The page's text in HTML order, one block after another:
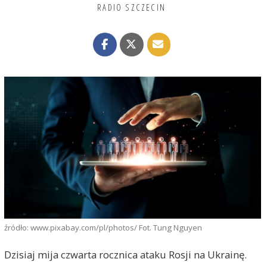
RADIO SZCZECIN
źródło: www.pixabay.com/pl/photos/ Fot. Tung Nguyen
Dzisiaj mija czwarta rocznica ataku Rosji na Ukrainę.